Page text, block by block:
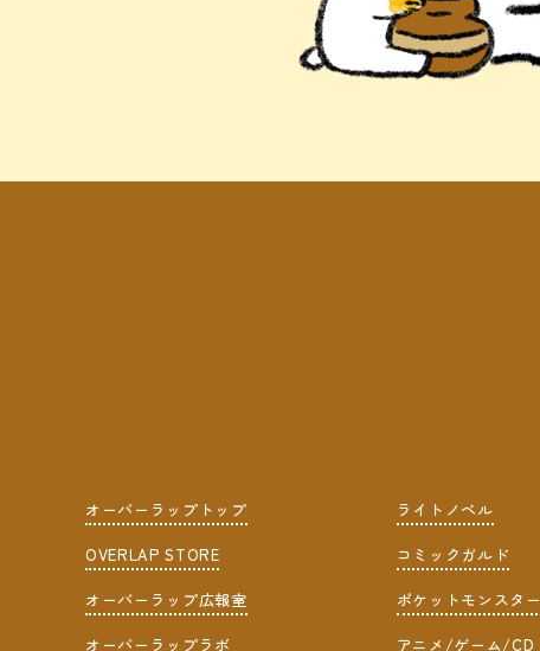
オーバーラップトップ
OVERLAP STORE
オーバーラップ広報室
オーバーラップラボ
ライトノベル
コミックガルド
ポケットモンスター
アニメ/ゲーム/CD